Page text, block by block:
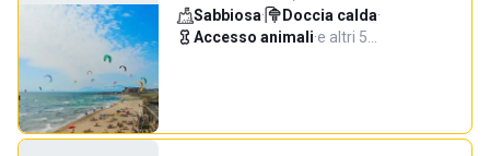
Sabbiosa· Doccia calda·
Accesso animali·e altri 5…